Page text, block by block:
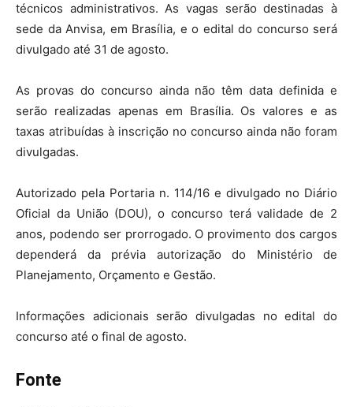
técnicos administrativos. As vagas serão destinadas à
sede da Anvisa, em Brasília, e o edital do concurso será
divulgado até 31 de agosto.
As provas do concurso ainda não têm data definida e
serão realizadas apenas em Brasília. Os valores e as
taxas atribuídas à inscrição no concurso ainda não foram
divulgadas.
Autorizado pela Portaria n. 114/16 e divulgado no Diário
Oficial da União (DOU), o concurso terá validade de 2
anos, podendo ser prorrogado. O provimento dos cargos
dependerá da prévia autorização do Ministério de
Planejamento, Orçamento e Gestão.
Informações adicionais serão divulgadas no edital do
concurso até o final de agosto.
Fonte